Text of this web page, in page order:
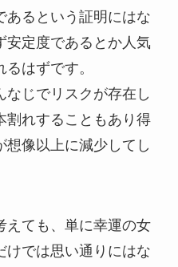
あるという証明にはな
安定度であるとか人気
はずです。
じでリスクが存在し
割れすることもあり得
想像以上に減少してし
えても、単に幸運の女
けでは思い通りにはな